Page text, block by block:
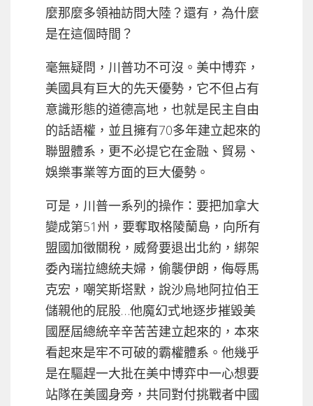
麼那麼多領袖訪問大陸？還有，為什麼
是在這個時間？
毫無疑問，川普功不可沒。美中博弈，
美國具有巨大的先天優勢，它不但占有
意識形態的道德高地，也就是民主自由
的話語權，並且擁有70多年建立起來的
聯盟體系，更不必提它在金融、貿易、
娛樂事業等方面的巨大優勢。
可是，川普一系列的操作：要把加拿大
變成第51州，要奪取格陵蘭島，向所有
盟國加徵關稅，威脅要退出北約，綁架
委內瑞拉總統夫婦，偷襲伊朗，侮辱馬
克宏，嘲笑斯塔默，說沙烏地阿拉伯王
儲親他的屁股…他魔幻式地逐步摧毀美
國歷屆總統辛辛苦苦建立起來的，本來
看起來是牢不可破的霸權體系。他幾乎
是在驅趕一大批在美中博弈中一心想要
站隊在美國身旁，共同對付挑戰者中國